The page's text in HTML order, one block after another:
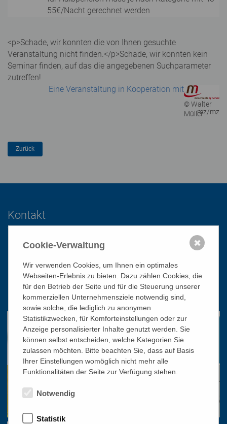
55€/Nacht gerechnet werden
<p>Schade, wir konnten die von Ihnen gesuchte
Veranstaltung nicht finden.</p>Schade, wir konnten kein
Seminar finden, auf das die angegebenen Suchparameter
zutreffen!
© Walter
Müller
Eine Veranstaltung in Kooperation mit
mz/mz
Kontakt
Katholisches Bildungswerk Wien
1010 Wien, Stephansplatz 3
01/51 552-3320
office@bildungswerk.at
Cookie-Verwaltung
Wir verwenden Cookies, um Ihnen ein optimales
Webseiten-Erlebnis zu bieten. Dazu zählen Cookies, die
für den Betrieb der Seite und für die Steuerung unserer
kommerziellen Unternehmensziele notwendig sind,
sowie solche, die lediglich zu anonymen
Statistikzwecken, für Komforteinstellungen oder zur
Anzeige personalisierter Inhalte genutzt werden. Sie
können selbst entscheiden, welche Kategorien Sie
zulassen möchten. Bitte beachten Sie, dass auf Basis
Ihrer Einstellungen womöglich nicht mehr alle
Funktionalitäten der Seite zur Verfügung stehen.
Notwendig
Statistik
✖